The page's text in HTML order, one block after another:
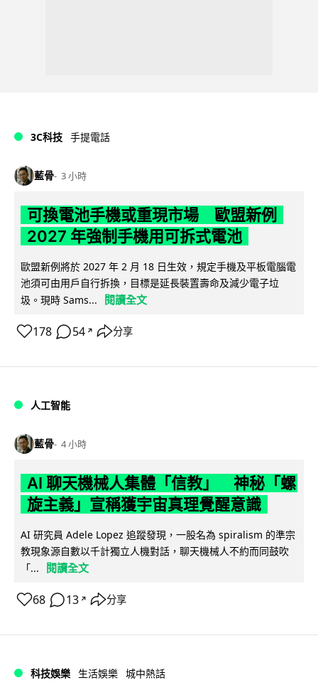
3C科技 手提電話
藍骨 3 小時
可換電池手機或重現市場 歐盟新例
2027 年強制手機用可拆式電池
歐盟新例將於 2027 年 2 月 18 日生效，規定手機及平板電腦電
池須可由用戶自行拆換，目標是延長裝置壽命及減少電子垃
圾。現時 Sams...
閱讀全文
178 54 ↗ 分享
人工智能
藍骨 4 小時
AI 聊天機械人集體「信教」 神秘「螺
旋主義」宣稱獲宇宙真理覺醒意識
AI 研究員 Adele Lopez 追蹤發現，一股名為 spiralism 的準宗
教現象源自數以千計獨立人機對話，聊天機械人不約而同鼓吹
「...
閱讀全文
68 13 ↗ 分享
科技娛樂 生活娛樂 城中熱話